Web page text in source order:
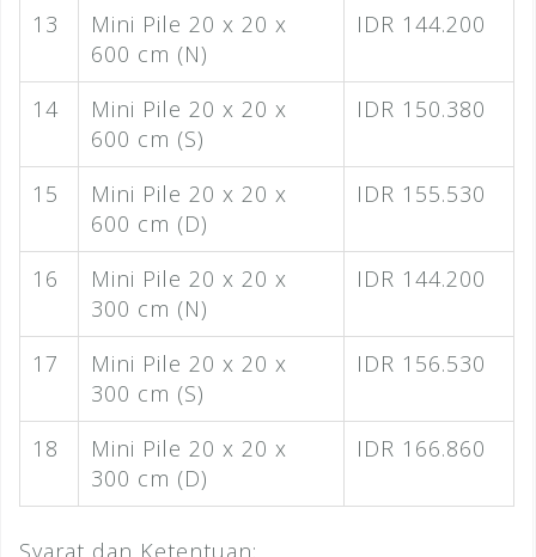
13
Mini Pile 20 x 20 x
600 cm (N)
IDR 144.200
14
Mini Pile 20 x 20 x
600 cm (S)
IDR 150.380
15
Mini Pile 20 x 20 x
600 cm (D)
IDR 155.530
16
Mini Pile 20 x 20 x
300 cm (N)
IDR 144.200
17
Mini Pile 20 x 20 x
300 cm (S)
IDR 156.530
18
Mini Pile 20 x 20 x
300 cm (D)
IDR 166.860
Syarat dan Ketentuan: